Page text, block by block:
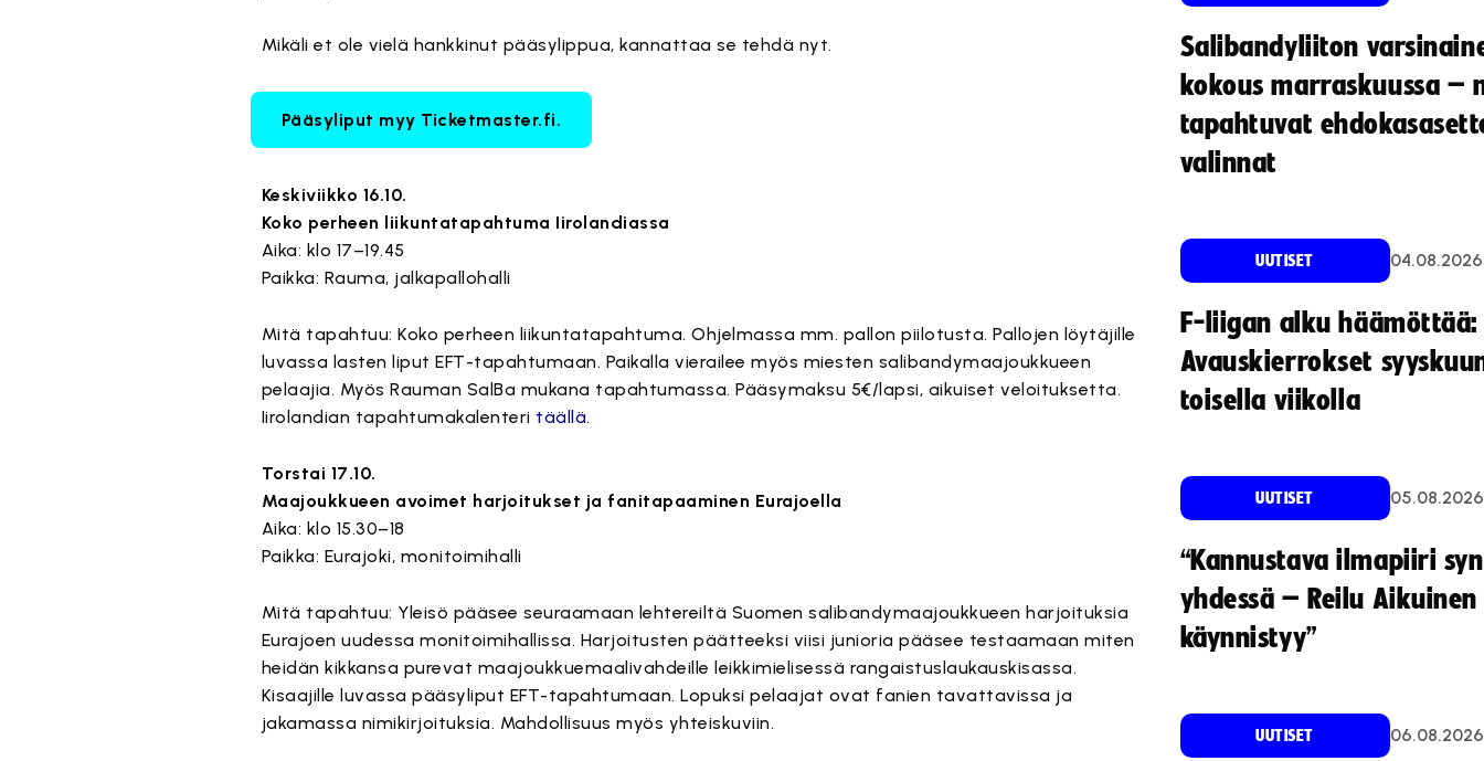
Mikäli et ole vielä hankkinut pääsylippua, kannattaa se tehdä nyt.
Pääsyliput myy Ticketmaster.fi.
Keskiviikko 16.10.
Koko perheen liikuntatapahtuma Iirolandiassa
Aika: klo 17–19.45
Paikka: Rauma, jalkapallohalli
Mitä tapahtuu: Koko perheen liikuntatapahtuma. Ohjelmassa mm. pallon piilotusta. Pallojen löytäjille
luvassa lasten liput EFT-tapahtumaan. Paikalla vierailee myös miesten salibandymaajoukkueen
pelaajia. Myös Rauman SalBa mukana tapahtumassa. Pääsymaksu 5€/lapsi, aikuiset veloituksetta.
Iirolandian tapahtumakalenteri täällä.
Torstai 17.10.
Maajoukkueen avoimet harjoitukset ja fanitapaaminen Eurajoella
Aika: klo 15.30–18
Paikka: Eurajoki, monitoimihalli
Mitä tapahtuu: Yleisö pääsee seuraamaan lehtereiltä Suomen salibandymaajoukkueen harjoituksia
Eurajoen uudessa monitoimihallissa. Harjoitusten päätteeksi viisi junioria pääsee testaamaan miten
heidän kikkansa purevat maajoukkuemaalivahdeille leikkimielisessä rangaistuslaukauskisassa.
Kisaajille luvassa pääsyliput EFT-tapahtumaan. Lopuksi pelaajat ovat fanien tavattavissa ja
jakamassa nimikirjoituksia. Mahdollisuus myös yhteiskuviin.
Salibandyliiton
kokous marraskuussa –
tapahtuvat
valinnat
UUTISET 04.08.2026
F-liigan alku häämöttää:
Avauskierrokset
toisella viikolla
UUTISET 05.08.2026
“Kannustava ilmapiiri
yhdessä – Reilu
käynnistyy”
UUTISET 06.08.2026